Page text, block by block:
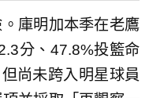
庫明加本季在老鷹
分、47.8%投籃命
尚未跨入明星球員